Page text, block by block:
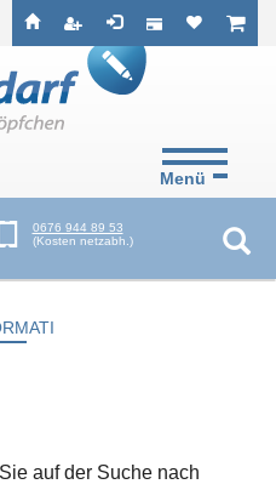
ist leerist
Menü
0676 944 89 53
(Kosten netzabh.)
auf der Suche nach